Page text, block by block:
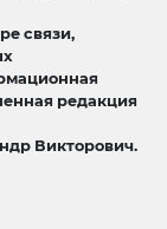
связи,
редакция
Викторович.